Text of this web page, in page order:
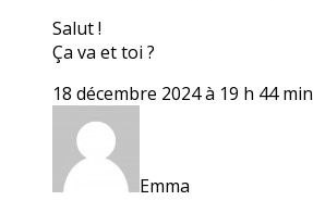
Salut !
Ça va et toi ?
18 décembre 2024 à 19 h 44 min
Emma